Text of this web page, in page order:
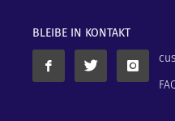
BLEIBE IN KONTAKT